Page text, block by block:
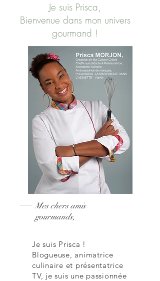
Je suis Prisca,
Bienvenue dans mon univers
gourmand !
Mes chers amis
gourmands,
Je suis Prisca !
Blogueuse, animatrice
culinaire et présentatrice
TV, je suis une passionnée